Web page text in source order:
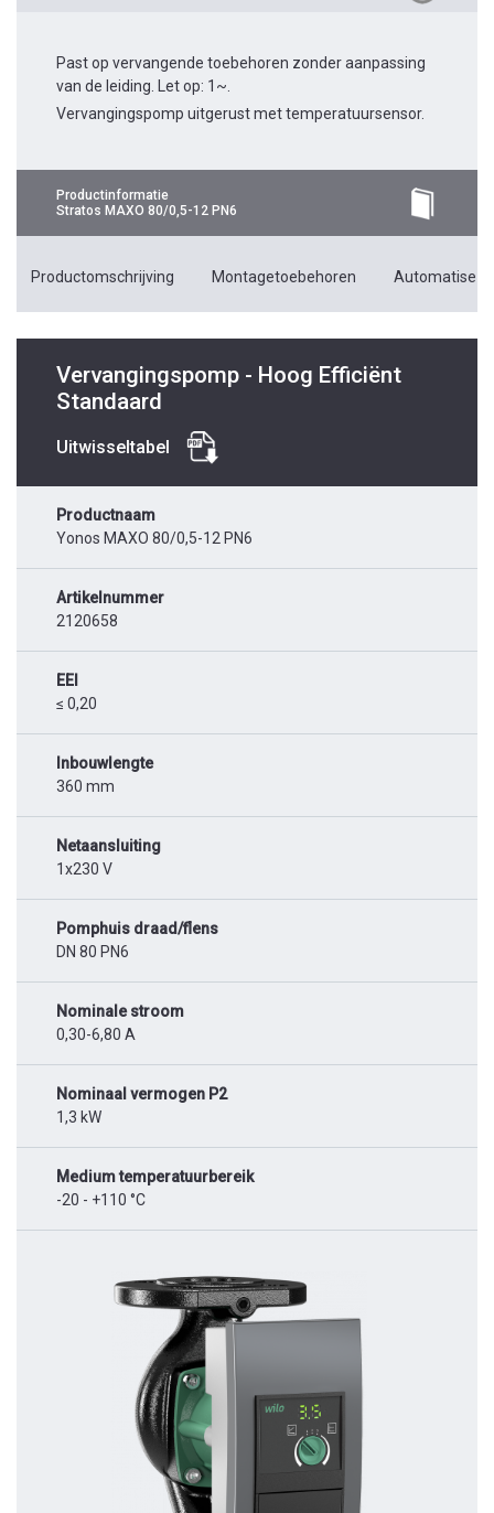
Past op vervangende toebehoren zonder aanpassing
van de leiding. Let op: 1~.
Vervangingspomp uitgerust met temperatuursensor.
Productinformatie
Stratos MAXO 80/0,5-12 PN6
Productomschrijving Montagetoebehoren
Vervangingspomp - Hoog Efficiënt
Standaard
Uitwisseltabel
Productnaam
Yonos MAXO 80/0,5-12 PN6
Artikelnummer
2120658
EEI
≤ 0,20
Inbouwlengte
360 mm
Netaansluiting
1x230 V
Pomphuis draad/flens
DN 80 PN6
Nominale stroom
0,30-6,80 A
Nominaal vermogen P2
1,3 kW
Medium temperatuurbereik
-20 - +110 °C